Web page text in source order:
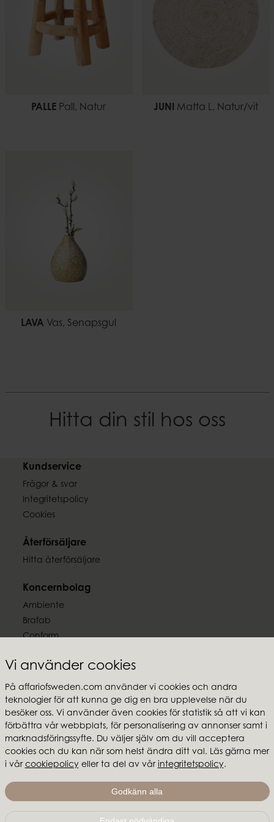
Vi använder cookies
På affariofsweden.com använder vi cookies och andra
teknologier för att kunna ge dig en bra upplevelse när du
besöker oss. Vi använder även cookies för statistik så att vi kan
förbättra vår webbplats, för personalisering av annonser samt i
marknadsföringssyfte. Du väljer själv om du vill acceptera
cookies och du kan när som helst ändra ditt val. Läs gärna mer
i vår cookiepolicyeller ta del av vår integritetspolicy.
Godkänn alla
EAN-kod
7332793127996
PALLE Pall, Natur JUNI Matta L, Natur/vit
LAVA Vas, Senapsgul
Hitta din stil hos oss
Kundservice
Frågor & svar
Integritetspolicy
Cookies
Återförsäljare
Hitta återförsäljare
Koncernbolag
Ambiente
Brafab
Conform
MTI
Följ oss
Affari of Sweden
Om oss